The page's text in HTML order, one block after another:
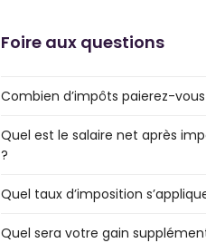
Foire aux questions
Combien d’impôts paierez-
Quel est le salaire net après
?
Quel taux d’imposition
Quel sera votre gain